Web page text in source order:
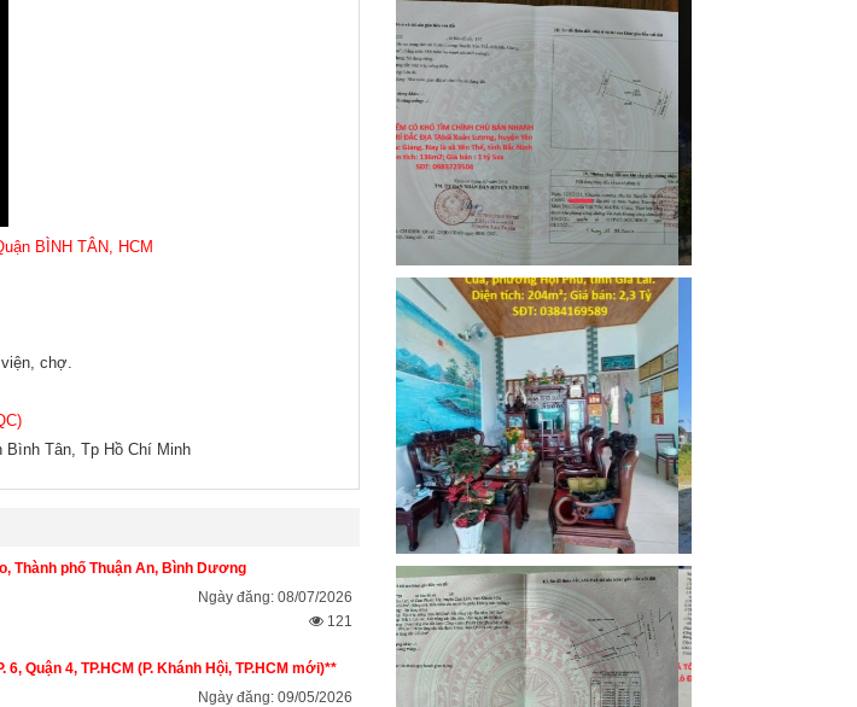
BÌNH TÂN, HCM
chợ.
Tân, Tp Hồ Chí Minh
Thành phố Thuận An, Bình Dương
Ngày đăng: 08/07/2026
121
Quận 4, TP.HCM (P. Khánh Hội, TP.HCM mới)**
Ngày đăng: 09/05/2026